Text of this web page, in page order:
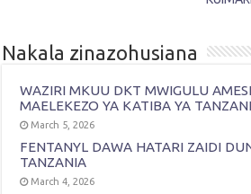
Nakala zinazohusiana
WAZIRI MKUU DKT MWIGULU
MAELEKEZO YA KATIBA YA
March 5, 2026
FENTANYL DAWA HATARI ZAIDI
TANZANIA
March 4, 2026